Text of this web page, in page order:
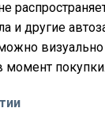
и другие
покупки.